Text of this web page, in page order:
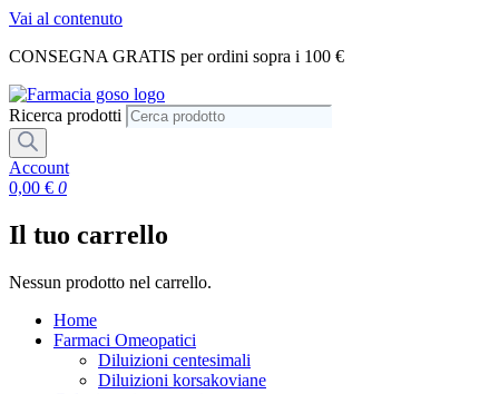
Vai al contenuto
CONSEGNA GRATIS per ordini sopra i 100 €
Ricerca prodotti
Account
0,00 € 0
Il tuo carrello
Nessun prodotto nel carrello.
Home
Farmaci Omeopatici
Diluizioni centesimali
Diluizioni korsakoviane